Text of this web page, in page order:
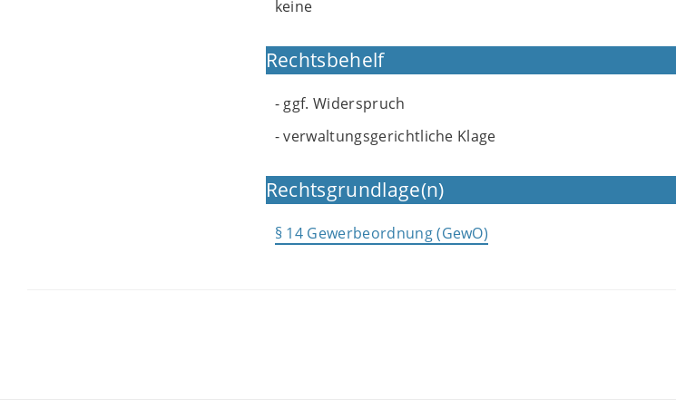
keine
Rechtsbehelf
- ggf. Widerspruch
- verwaltungsgerichtliche Klage
Rechtsgrundlage(n)
§ 14 Gewerbeordnung (GewO)